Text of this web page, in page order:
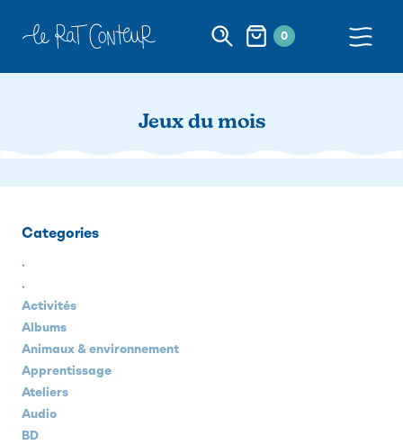
0
Jeux du mois
Categories
.
.
Activités
Albums
Animaux & environnement
Apprentissage
Ateliers
Audio
BD